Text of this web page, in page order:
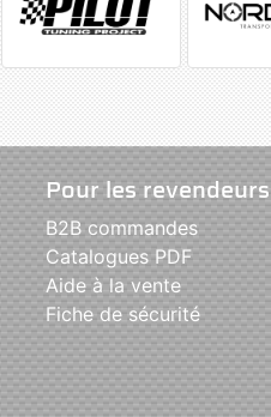
Pour les revendeurs
B2B commandes
Catalogues PDF
Aide à la vente
Fiche de sécurité